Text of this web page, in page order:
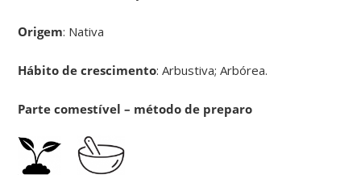
Origem: Nativa
Hábito de crescimento: Arbustiva; Arbórea.
Parte comestível – método de preparo